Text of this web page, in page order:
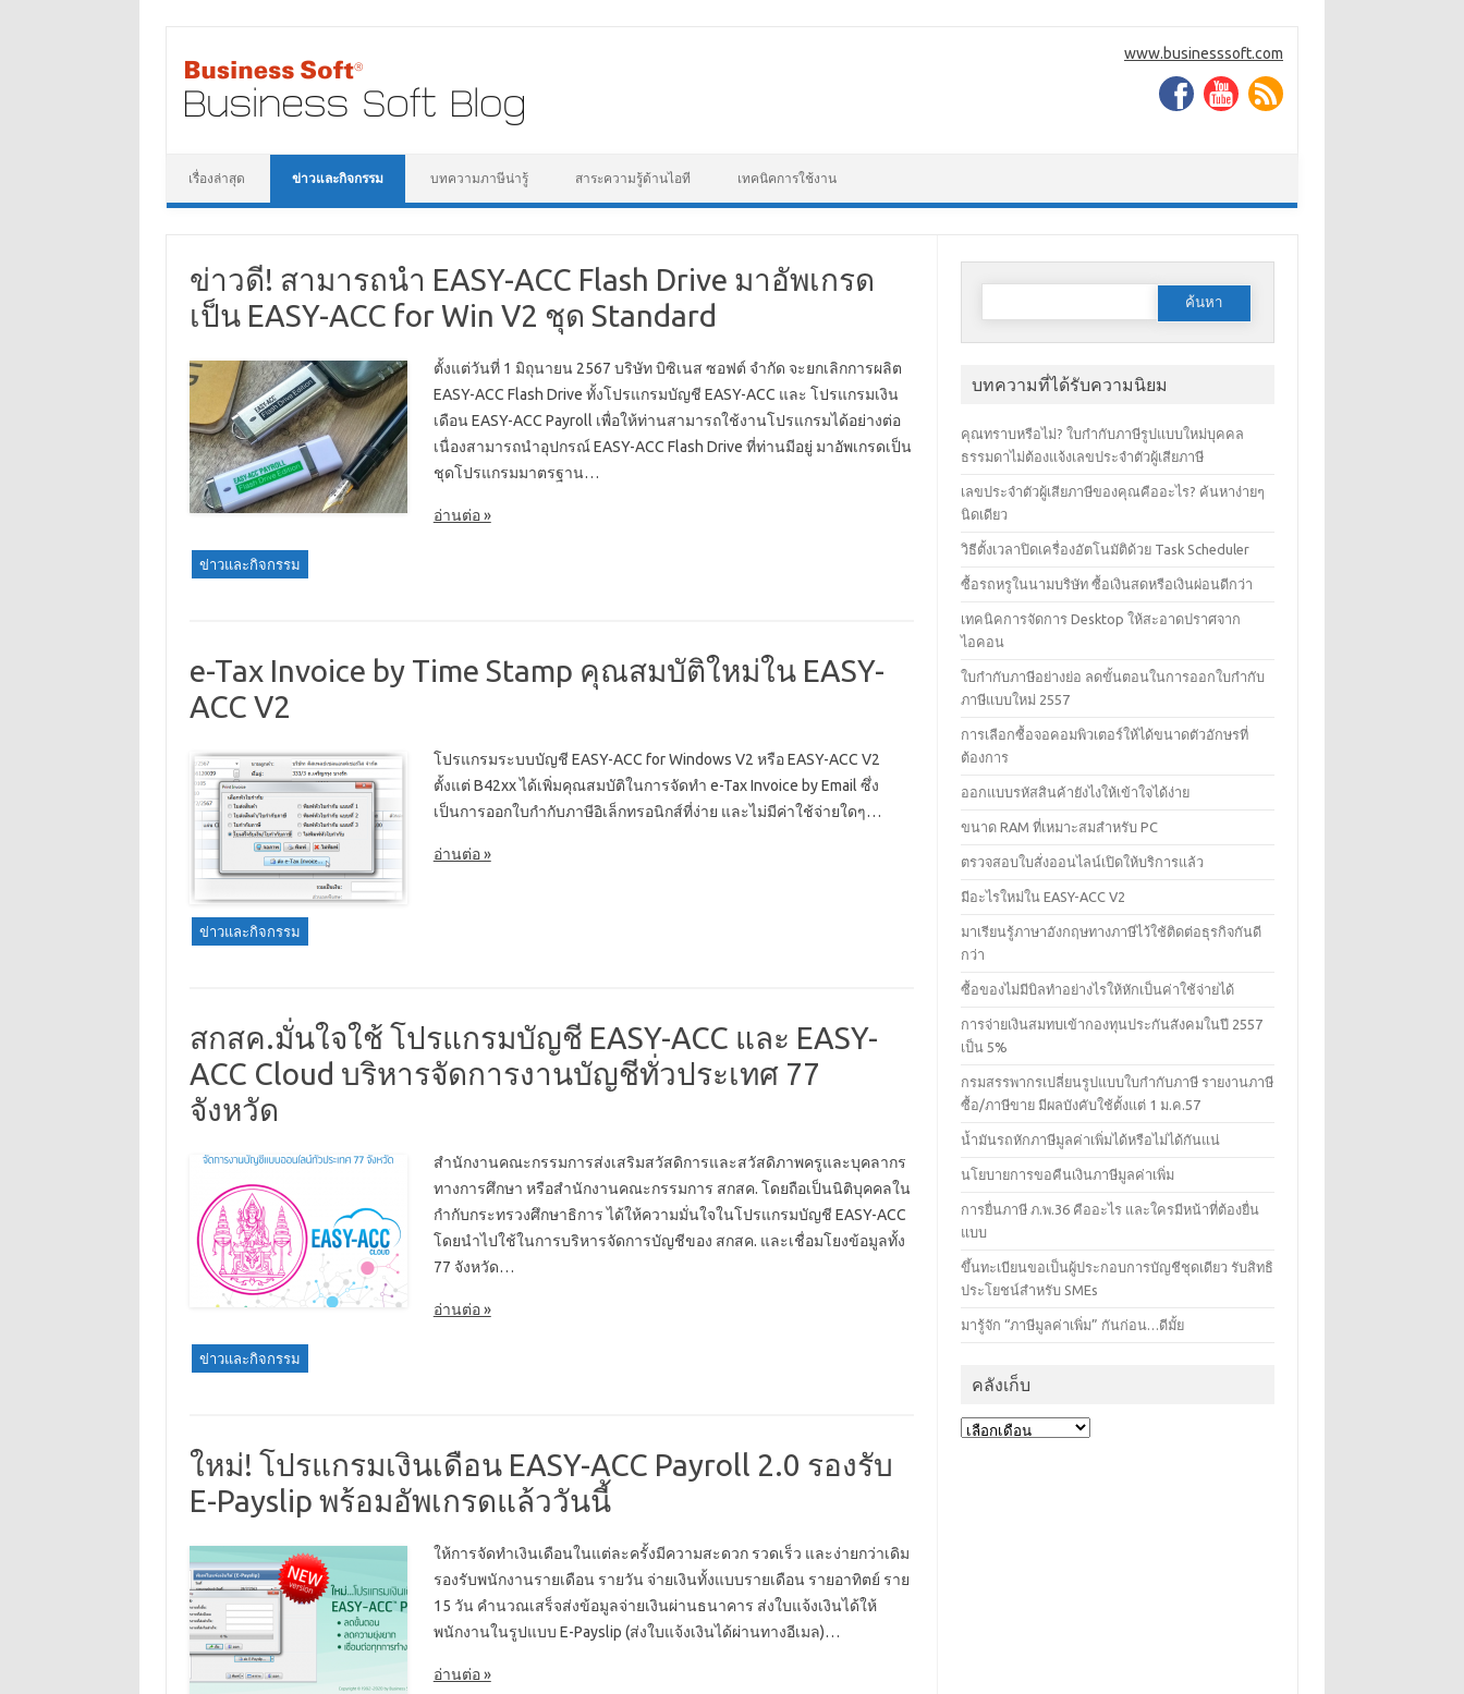
www.businesssoft.com
เรื่องล่าสุด ข่าวและกิจกรรม บทความภาษีน่ารู้ สาระความรู้ด้านไอที เทคนิคการใช้งาน
ข่าวดี! สามารถนำ EASY-ACC Flash Drive มาอัพเกรด
เป็น EASY-ACC for Win V2 ชุด Standard
ตั้งแต่วันที่ 1 มิถุนายน 2567 บริษัท บิซิเนส ซอฟต์ จำกัด จะยกเลิกการผลิต
EASY-ACC Flash Drive ทั้งโปรแกรมบัญชี EASY-ACC และ โปรแกรมเงิน
เดือน EASY-ACC Payroll เพื่อให้ท่านสามารถใช้งานโปรแกรมได้อย่างต่อ
เนื่องสามารถนำอุปกรณ์ EASY-ACC Flash Drive ที่ท่านมีอยู่ มาอัพเกรดเป็น
ชุดโปรแกรมมาตรฐาน…
อ่านต่อ »
ข่าวและกิจกรรม
e-Tax Invoice by Time Stamp คุณสมบัติใหม่ใน EASY-
ACC V2
โปรแกรมระบบบัญชี EASY-ACC for Windows V2 หรือ EASY-ACC V2
ตั้งแต่ B42xx ได้เพิ่มคุณสมบัติในการจัดทำ e-Tax Invoice by Email ซึ่ง
เป็นการออกใบกำกับภาษีอิเล็กทรอนิกส์ที่ง่าย และไม่มีค่าใช้จ่ายใดๆ…
อ่านต่อ »
ข่าวและกิจกรรม
สกสค.มั่นใจใช้ โปรแกรมบัญชี EASY-ACC และ EASY-
ACC Cloud บริหารจัดการงานบัญชีทั่วประเทศ 77
จังหวัด
สำนักงานคณะกรรมการส่งเสริมสวัสดิการและสวัสดิภาพครูและบุคลากร
ทางการศึกษา หรือสำนักงานคณะกรรมการ สกสค. โดยถือเป็นนิติบุคคลใน
กำกับกระทรวงศึกษาธิการ ได้ให้ความมั่นใจในโปรแกรมบัญชี EASY-ACC
โดยนำไปใช้ในการบริหารจัดการบัญชีของ สกสค. และเชื่อมโยงข้อมูลทั้ง
77 จังหวัด…
อ่านต่อ »
ข่าวและกิจกรรม
ใหม่! โปรแกรมเงินเดือน EASY-ACC Payroll 2.0 รองรับ
E-Payslip พร้อมอัพเกรดแล้ววันนี้
ให้การจัดทำเงินเดือนในแต่ละครั้งมีความสะดวก รวดเร็ว และง่ายกว่าเดิม
รองรับพนักงานรายเดือน รายวัน จ่ายเงินทั้งแบบรายเดือน รายอาทิตย์ ราย
15 วัน คำนวณเสร็จส่งข้อมูลจ่ายเงินผ่านธนาคาร ส่งใบแจ้งเงินได้ให้
พนักงานในรูปแบบ E-Payslip (ส่งใบแจ้งเงินได้ผ่านทางอีเมล)…
อ่านต่อ »
ค้นหาสำหรับ:
บทความที่ได้รับความนิยม
คุณทราบหรือไม่? ใบกำกับภาษีรูปแบบใหม่บุคคล
ธรรมดาไม่ต้องแจ้งเลขประจำตัวผู้เสียภาษี
เลขประจำตัวผู้เสียภาษีของคุณคืออะไร? ค้นหาง่ายๆ
นิดเดียว
วิธีตั้งเวลาปิดเครื่องอัตโนมัติด้วย Task Scheduler
ซื้อรถหรูในนามบริษัท ซื้อเงินสดหรือเงินผ่อนดีกว่า
เทคนิคการจัดการ Desktop ให้สะอาดปราศจาก
ไอคอน
ใบกำกับภาษีอย่างย่อ ลดขั้นตอนในการออกใบกำกับ
ภาษีแบบใหม่ 2557
การเลือกซื้อจอคอมพิวเตอร์ให้ได้ขนาดตัวอักษรที่
ต้องการ
ออกแบบรหัสสินค้ายังไงให้เข้าใจได้ง่าย
ขนาด RAM ที่เหมาะสมสำหรับ PC
ตรวจสอบใบสั่งออนไลน์เปิดให้บริการแล้ว
มีอะไรใหม่ใน EASY-ACC V2
มาเรียนรู้ภาษาอังกฤษทางภาษีไว้ใช้ติดต่อธุรกิจกันดี
กว่า
ซื้อของไม่มีบิลทำอย่างไรให้หักเป็นค่าใช้จ่ายได้
การจ่ายเงินสมทบเข้ากองทุนประกันสังคมในปี 2557
เป็น 5%
กรมสรรพากรเปลี่ยนรูปแบบใบกํากับภาษี รายงานภาษี
ซื้อ/ภาษีขาย มีผลบังคับใช้ตั้งแต่ 1 ม.ค.57
น้ำมันรถหักภาษีมูลค่าเพิ่มได้หรือไม่ได้กันแน่
นโยบายการขอคืนเงินภาษีมูลค่าเพิ่ม
การยื่นภาษี ภ.พ.36 คืออะไร และใครมีหน้าที่ต้องยื่น
แบบ
ขึ้นทะเบียนขอเป็นผู้ประกอบการบัญชีชุดเดียว รับสิทธิ
ประโยชน์สำหรับ SMEs
มารู้จัก “ภาษีมูลค่าเพิ่ม” กันก่อน…ดีมั้ย
คลังเก็บ
คลังเก็บ